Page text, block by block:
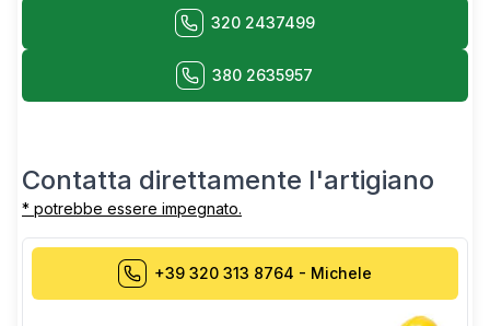
320 2437499
380 2635957
Contatta direttamente l'artigiano
* potrebbe essere impegnato.
+39 320 313 8764 - Michele